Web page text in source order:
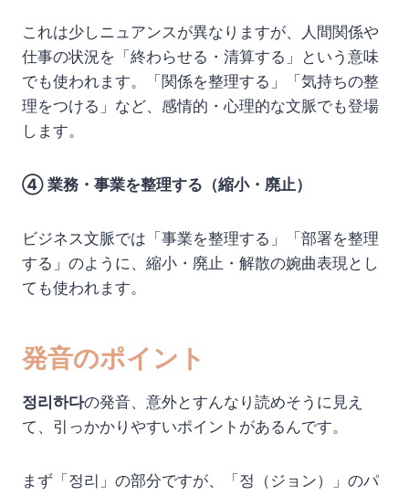
これは少しニュアンスが異なりますが、人間関係や
仕事の状況を「終わらせる・清算する」という意味
でも使われます。「関係を整理する」「気持ちの整
理をつける」など、感情的・心理的な文脈でも登場
します。
④ 業務・事業を整理する（縮小・廃止）
ビジネス文脈では「事業を整理する」「部署を整理
する」のように、縮小・廃止・解散の婉曲表現とし
ても使われます。
発音のポイント
정리하다の発音、意外とすんなり読めそうに見え
て、引っかかりやすいポイントがあるんです。
まず「정리」の部分ですが、「정（ジョン）」のパ